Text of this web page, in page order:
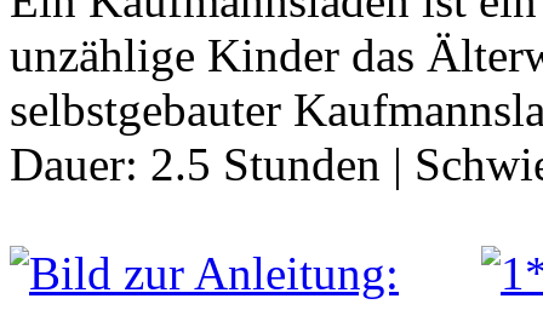
unzählige Kinder das
selbstgebauter
Dauer: 2.5 Stunden |